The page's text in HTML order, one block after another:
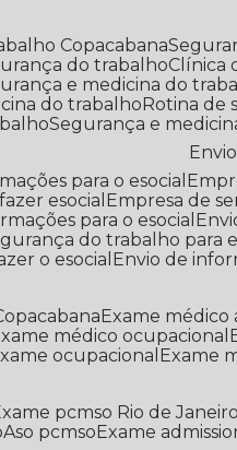
Copacabana
do trabalho
e medicina do
do trabalho
Rotina
Segurança e
para o esocial
esocial
Empresa de
para o esocial
do trabalho para
o esocial
Envio de
Exame
Exame médico ocupacional
Exame ocupacional
Exame
Exame pcmso Rio de Janeiro
Aso pcmso Exame